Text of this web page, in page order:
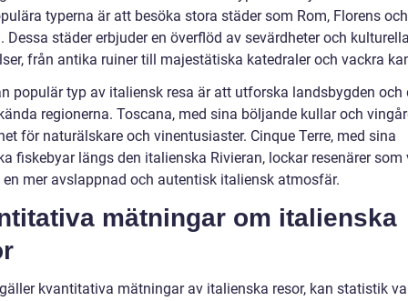
typerna är att besöka stora städer som Rom, Florens och
Dessa städer erbjuder en överflöd av sevärdheter och
från antika ruiner till majestätiska katedraler och vackra
populär typ av italiensk resa är att utforska landsbygden och
regionerna. Toscana, med sina böljande kullar och
för naturälskare och vinentusiaster. Cinque Terre, med sina
fiskebyar längs den italienska Rivieran, lockar resenärer som
en mer avslappnad och autentisk italiensk atmosfär.
mätningar om italienska
kvantitativa mätningar av italienska resor, kan statistik